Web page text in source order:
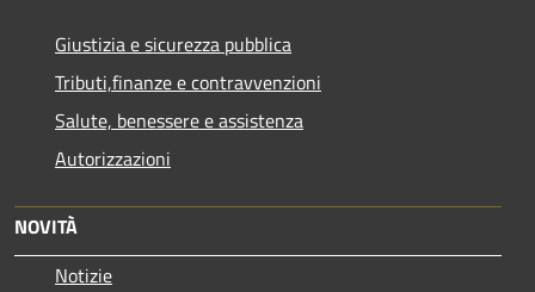
Giustizia e sicurezza pubblica
Tributi,finanze e contravvenzioni
Salute, benessere e assistenza
Autorizzazioni
NOVITÀ
Notizie